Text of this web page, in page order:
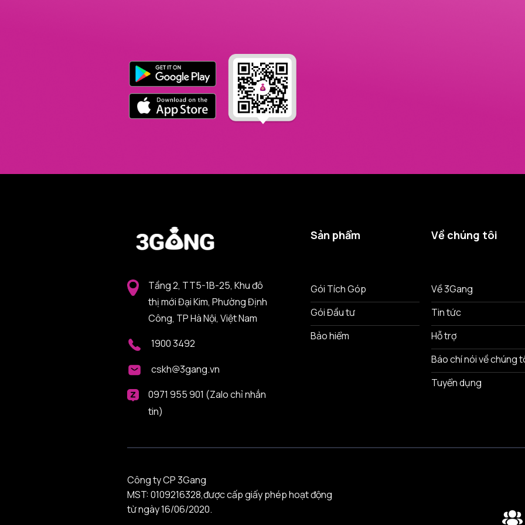
Tầng 2, TT5-1B-25, Khu đô
thị mới Đại Kim, Phường Định
Công, TP Hà Nội, Việt Nam
1900 3492
cskh@3gang.vn
0971 955 901 (Zalo chỉ nhắn
tin)
Sản phẩm
Gói Tích Góp
Gói Đầu tư
Bảo hiểm
Về chúng tôi
Về 3Gang
Tin tức
Hỗ trợ
Báo chí nói về chúng
Tuyển dụng
Công ty CP 3Gang
MST: 0109216328,được cấp giấy phép hoạt động
từ ngày 16/06/2020.